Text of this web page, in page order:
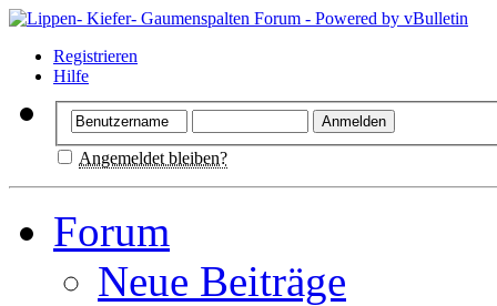
Registrieren
Hilfe
Angemeldet bleiben?
Forum
Neue Beiträge